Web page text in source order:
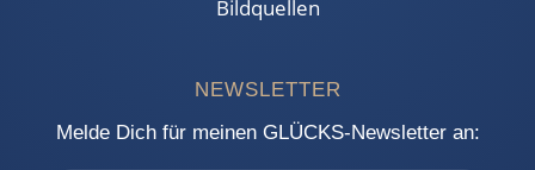
Bildquellen
NEWSLETTER
Melde Dich für meinen GLÜCKS-Newsletter an: